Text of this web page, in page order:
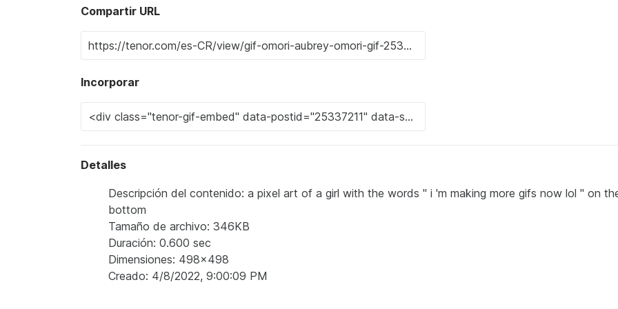
Compartir URL
Incorporar
Detalles
Descripción del contenido: a pixel art of a girl with the words " i 'm making more gifs now lol " on
bottom
Tamaño de archivo: 346KB
Duración: 0.600 sec
Dimensiones: 498x498
Creado: 4/8/2022, 9:00:09 PM